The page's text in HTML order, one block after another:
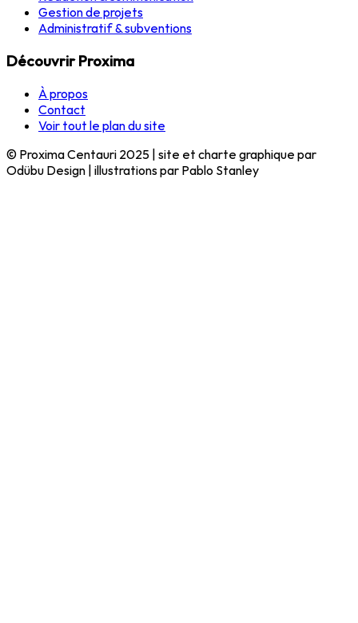
Gestion de projets
Administratif & subventions
Découvrir Proxima
À propos
Contact
Voir tout le plan du site
© Proxima Centauri 2025 | site et charte graphique par
Odübu Design | illustrations par Pablo Stanley